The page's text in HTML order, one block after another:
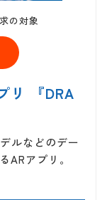
の対象
リ 『DRA
ルなどのデー
ARアプリ。